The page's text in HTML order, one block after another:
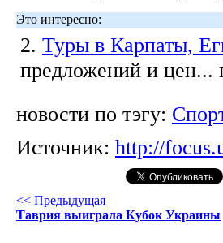
Это интересно:
2. Туры в Карпаты,
предложений и цен...
новости по тэгу:
Источник: http://
<< Предыдущая
Таврия выиграла Кубок Украины